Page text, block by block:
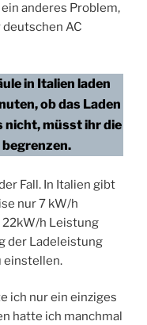
anderes Problem,
AC
in Italien laden
ob das Laden
nicht, müsst ihr die
Fall. In Italien gibt
nur 7 kW/h
22kW/h Leistung
der Ladeleistung
einstellen.
ich nur ein einziges
hatte ich manchmal